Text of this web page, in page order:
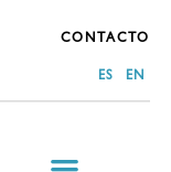
CONTACTO
ES EN